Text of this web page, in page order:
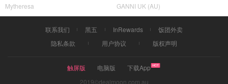
Mytheresa GANNI UK (AU)
联系我们 黑五 InRewards
饭团外卖
隐私条款
用户协议 版权声明
触屏版 电脑版
下载App
2019©dealmoon.com.au